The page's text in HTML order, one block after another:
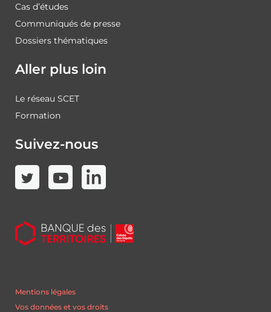
Cas d’études
Communiqués de presse
Dossiers thématiques
Aller plus loin
Le réseau SCET
Formation
Suivez-nous
Mentions légales
Vos données et vos droits